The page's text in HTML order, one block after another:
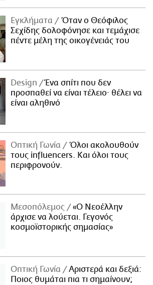
Εγκλήματα
Όταν ο Θεόφιλος
Σεχίδης δολοφόνησε και τεμάχισε
πέντε μέλη της οικογένειάς του
Design
Ένα σπίτι που δεν
προσπαθεί να είναι τέλειο· θέλει να
είναι αληθινό
Οπτική Γωνία
Όλοι ακολουθούν
τους influencers. Και όλοι τους
περιφρονούν.
Μεσοπόλεμος
«Ο Νεοέλλην
άρχισε να λούεται. Γεγονός
κοσμοϊστορικής σημασίας»
Οπτική Γωνία
Αριστερά και δεξιά:
Ποιος θυμάται πια τι σημαίνουν;